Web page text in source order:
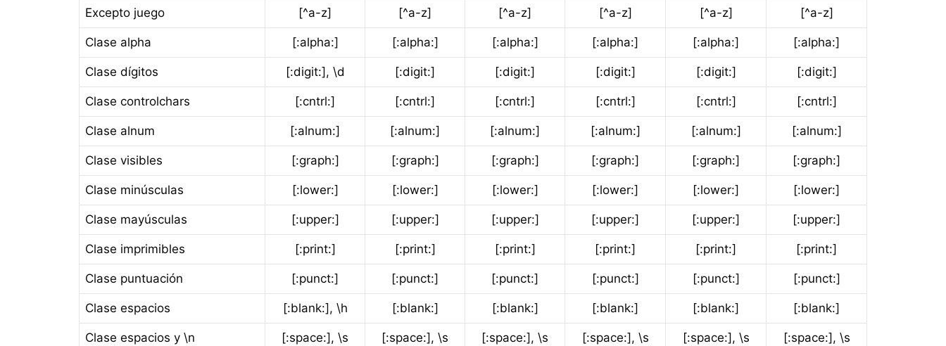
Excepto juego [^a-z] [^a-z] [^a-z] [^a-z] [^a-z] [^a-z]
Clase alpha [:alpha:] [:alpha:] [:alpha:] [:alpha:] [:alpha:] [:alpha:]
Clase dígitos [:digit:], \d [:digit:] [:digit:] [:digit:] [:digit:] [:digit:]
Clase controlchars [:cntrl:] [:cntrl:] [:cntrl:] [:cntrl:] [:cntrl:] [:cntrl:]
Clase alnum [:alnum:] [:alnum:] [:alnum:] [:alnum:] [:alnum:] [:alnum:]
Clase visibles [:graph:] [:graph:] [:graph:] [:graph:] [:graph:] [:graph:]
Clase minúsculas [:lower:] [:lower:] [:lower:] [:lower:] [:lower:] [:lower:]
Clase mayúsculas [:upper:] [:upper:] [:upper:] [:upper:] [:upper:] [:upper:]
Clase imprimibles [:print:] [:print:] [:print:] [:print:] [:print:] [:print:]
Clase puntuación [:punct:] [:punct:] [:punct:] [:punct:] [:punct:] [:punct:]
Clase espacios [:blank:], \h [:blank:] [:blank:] [:blank:] [:blank:] [:blank:]
Clase espacios y \n [:space:], \s [:space:], \s [:space:], \s [:space:], \s [:space:], \s [:space:], \s